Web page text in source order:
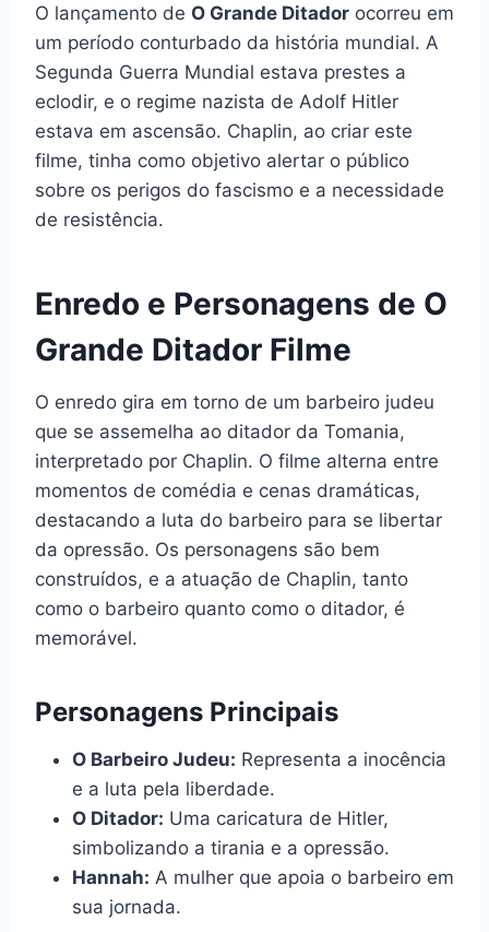
O lançamento de O Grande Ditador ocorreu em
um período conturbado da história mundial. A
Segunda Guerra Mundial estava prestes a
eclodir, e o regime nazista de Adolf Hitler
estava em ascensão. Chaplin, ao criar este
filme, tinha como objetivo alertar o público
sobre os perigos do fascismo e a necessidade
de resistência.
Enredo e Personagens de O
Grande Ditador Filme
O enredo gira em torno de um barbeiro judeu
que se assemelha ao ditador da Tomania,
interpretado por Chaplin. O filme alterna entre
momentos de comédia e cenas dramáticas,
destacando a luta do barbeiro para se libertar
da opressão. Os personagens são bem
construídos, e a atuação de Chaplin, tanto
como o barbeiro quanto como o ditador, é
memorável.
Personagens Principais
O Barbeiro Judeu: Representa a inocência
e a luta pela liberdade.
O Ditador: Uma caricatura de Hitler,
simbolizando a tirania e a opressão.
Hannah: A mulher que apoia o barbeiro em
sua jornada.